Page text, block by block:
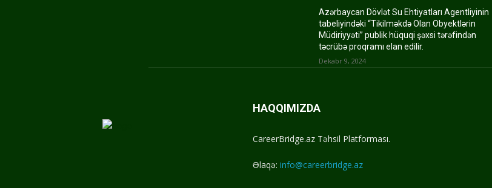
Azərbaycan Dövlət Su Ehtiyatları Agentliyinin
tabeliyindəki “Tikilməkdə Olan Obyektlərin
Müdiriyyəti” publik hüquqi şəxsi tərəfindən
təcrübə proqramı elan edilir.
Dekabr 9, 2024
HAQQIMIZDA
CareerBridge.az Təhsil Platforması.
Əlaqə: info@careerbridge.az